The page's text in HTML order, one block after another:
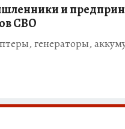
и
СВО
генераторы,